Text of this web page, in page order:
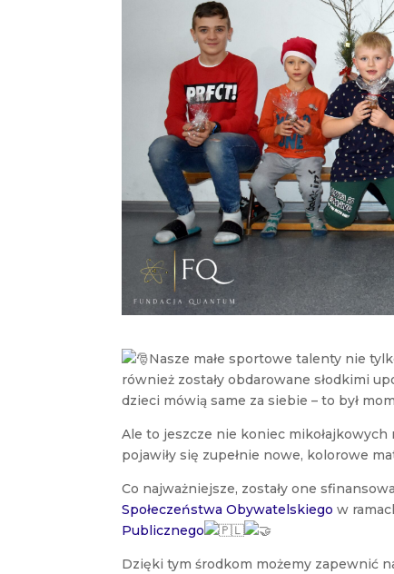
Nasze małe sportowe talenty nie
również zostały obdarowane słodkimi
dzieci mówią same za siebie – to był
Ale to jeszcze nie koniec
pojawiły się zupełnie nowe, kolorowe
Co najważniejsze, zostały one
Społeczeństwa Obywatelskiego w
Publicznego
Dzięki tym środkom możemy zapewnić